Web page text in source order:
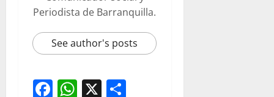
Periodista de Barranquilla.
See author's posts
Facebook
WhatsApp
X